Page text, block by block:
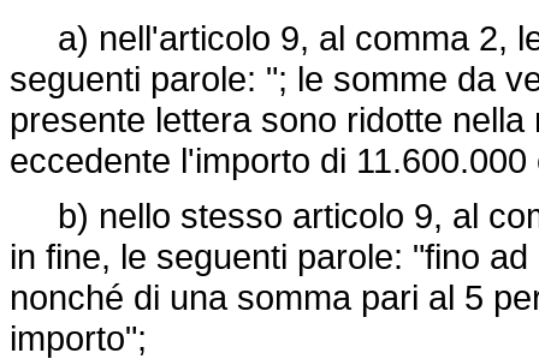
a) nell'articolo 9, al comma 2,
seguenti parole: "; le somme da
presente lettera sono ridotte
eccedente l'importo di 11.600.000
b) nello stesso articolo 9, al
in fine, le seguenti parole: "fino
nonché di una somma pari al 5
importo";